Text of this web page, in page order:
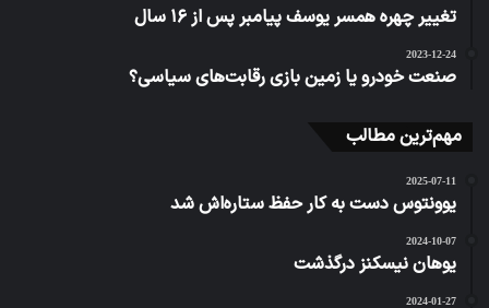
تغییر چهره همسر یوسف پیامبر پس از ۱۶ سال
2023-12-24
صنعت خودرو یا زمین بازی رقابت‌های سیاسی؟
مهم‌ترین مطالب
2025-07-11
یوونتوس دست به کار حفظ ستاره‌اش شد
2024-10-07
یوهان نیسکنز درگذشت
2024-01-27